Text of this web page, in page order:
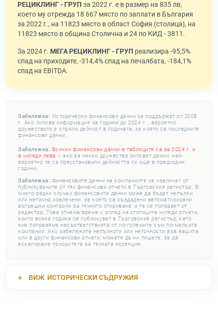
РЕЦИКЛИНГ - ГРУП за 2022 г. е в размер на 835 лв,
което му отрежда 18 667 място по заплати в България
за 2022 г., на 11823 място в област София (столица), на
11823 място в община Столична и 24 по КИД - 3811.
За 2024 г. МЕГА РЕЦИКЛИНГ - ГРУП реализира -95,5%
спад на приходите, -314,4% спад на печалбата, -184,1%
спад на EBITDA.
Забележка: Исторически финансови данни се поддържат от 2008
г. Ако липсва информация за години до 2024 г. , вероятно
дружеството е спряло дейност в годината, за която са последните
финансови данни.
Забележка: Всички финансови данни в таблиците са за 2024 г. и
в хиляди лева – ако за някои дружества липсват данни, най-
вероятно те са преустановили дейността си още в предходни
години.
Забележка: Финансовите данни на компаниите се извличат от
публикуваните от тях финансови отчети в Търговския регистър. В
много редки случаи финансовите данни може да бъдат непълни
или неточно извлечени, за което са създадени автоматизирани
вътрешни контроли за тяхното откриване, и те се поправят от
редактор. Това отнема време с оглед на стотиците хиляди отчети,
които всяка година се публикуват в Търговския регистър, като
ние поправяме несъответствията от по-големите към по-малките
компании. Ако забележите непълноти или неточности във вашите
или в други финансови отчети, можете да ни пишете, за да
ескалираме приоритета за тяхната корекция.
ВИЖ ИСТОРИЧЕСКИ СЪДРУЖИЯ